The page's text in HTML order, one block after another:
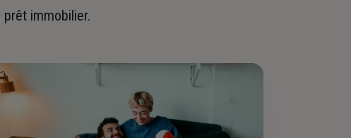
prêt immobilier.